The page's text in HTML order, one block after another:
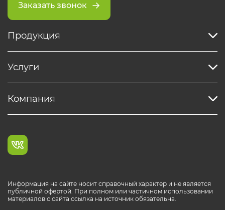
Заказать звонок
Продукция
Услуги
Компания
Информация на сайте носит справочный характер и не является
публичной офертой. При полном или частичном использовании
материалов с сайта ссылка на источник обязательна.